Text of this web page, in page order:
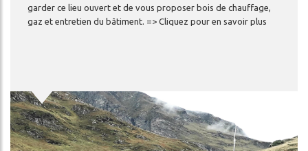
garder ce lieu ouvert et de vous proposer bois de chauffage,
gaz et entretien du bâtiment. => Cliquez pour en savoir plus
Image